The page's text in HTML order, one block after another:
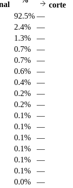
corte
92.5% —
2.4%
—
1.3%
—
0.7%
—
0.7%
—
0.6%
—
0.4%
—
0.2%
—
0.2%
—
0.1%
—
0.1%
—
0.1%
—
0.1%
—
0.1%
—
0.1%
—
0.0%
—